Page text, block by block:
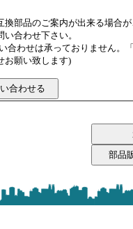
換部品のご案内が出来る場合
合わせ下さい。
合わせは承っておりません。
お願い致します)